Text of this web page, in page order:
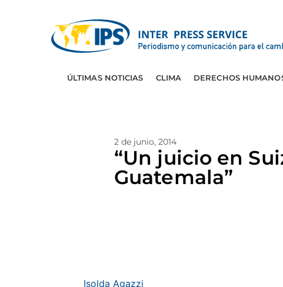
ÚLTIMAS NOTICIAS CLIMA DERECHOS
2 de junio, 2014
“Un juicio en
Guatemala”
Isolda Agazzi